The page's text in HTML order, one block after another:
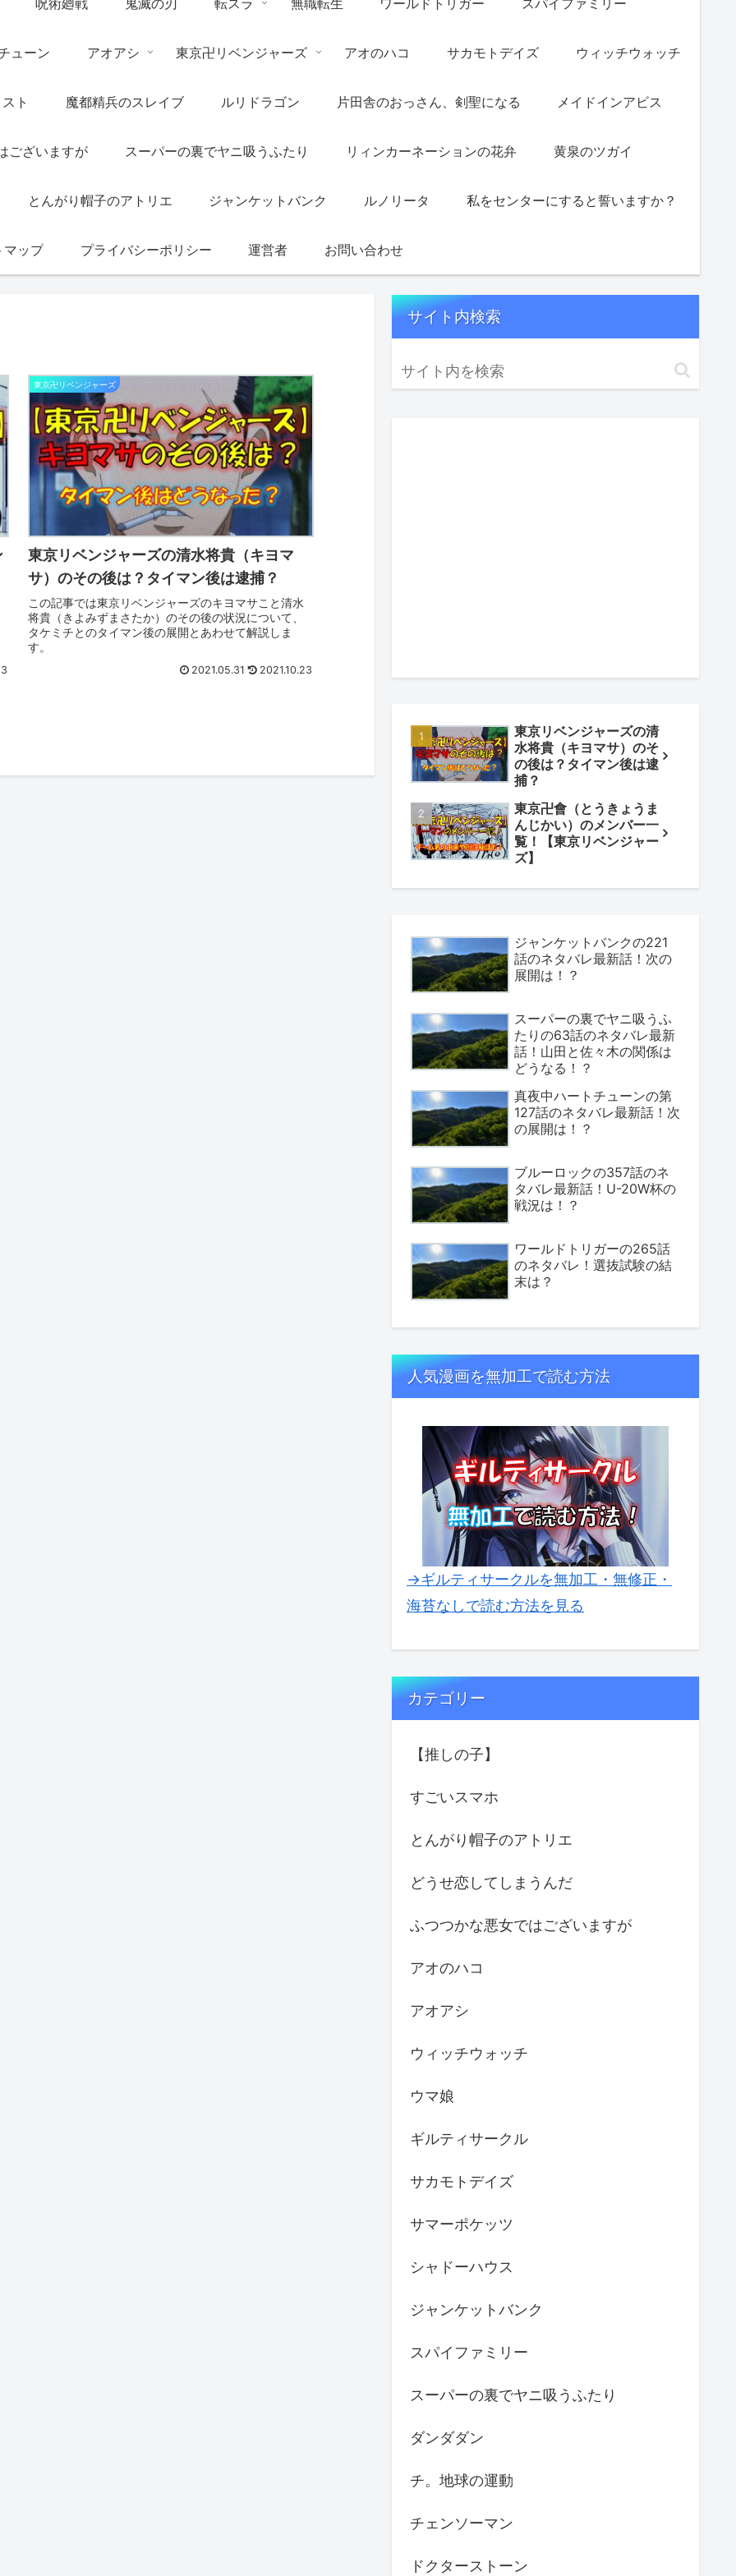
ューン アオアシ 東京卍リベンジャーズ アオのハコ サカモトデイズ ウィッチウォッチ
ト 魔都精兵のスレイブ ルリドラゴン 片田舎のおっさん、剣聖になる メイドインアビス
ございますが スーパーの裏でヤニ吸うふたり リィンカーネーションの花弁 黄泉のツガイ
とんがり帽子のアトリエ ジャンケットバンク ルノリータ 私をセンターにすると誓いますか？
マップ プライバシーポリシー 運営者 お問い合わせ
東京卍リベンジャーズ
東京リベンジャーズの清水将貴（キヨマ
サ）のその後は？タイマン後は逮捕？
この記事では東京リベンジャーズのキヨマサこと清水
将貴（きよみずまさたか）のその後の状況について、
タケミチとのタイマン後の展開とあわせて解説しま
す。
2021.05.31 2021.10.23
サイト内検索
東京リベンジャーズの清
水将貴（キヨマサ）のそ
の後は？タイマン後は逮
捕？
東京卍會（とうきょうま
んじかい）のメンバー一
覧！【東京リベンジャー
ズ】
ジャンケットバンクの221
話のネタバレ最新話！次の
展開は！？
スーパーの裏でヤニ吸うふ
たりの63話のネタバレ最新
話！山田と佐々木の関係は
どうなる！？
真夜中ハートチューンの第
127話のネタバレ最新話！次
の展開は！？
ブルーロックの357話のネ
タバレ最新話！U-20W杯の
戦況は！？
ワールドトリガーの265話
のネタバレ！選抜試験の結
末は？
人気漫画を無加工で読む方法
→ギルティサークルを無加工・無修正・
海苔なしで読む方法を見る
カテゴリー
【推しの子】
すごいスマホ
とんがり帽子のアトリエ
どうせ恋してしまうんだ
ふつつかな悪女ではございますが
アオのハコ
アオアシ
ウィッチウォッチ
ウマ娘
ギルティサークル
サカモトデイズ
サマーポケッツ
シャドーハウス
ジャンケットバンク
スパイファミリー
スーパーの裏でヤニ吸うふたり
ダンダダン
チ。地球の運動
チェンソーマン
ドクターストーン